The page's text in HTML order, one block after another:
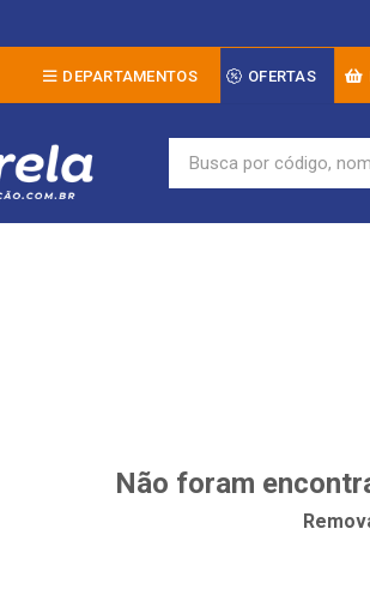
DEPARTAMENTOS OFERTAS
Não foram